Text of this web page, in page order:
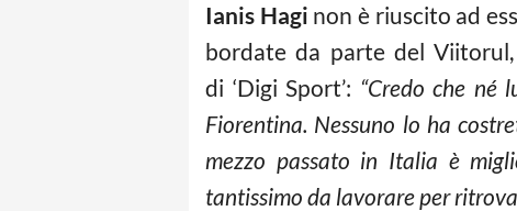
Ianis Hagi non è riuscito ad
bordate da parte del
di ‘Digi Sport’: “Credo che né
Fiorentina. Nessuno lo ha
mezzo passato in Italia è
tantissimo da lavorare per